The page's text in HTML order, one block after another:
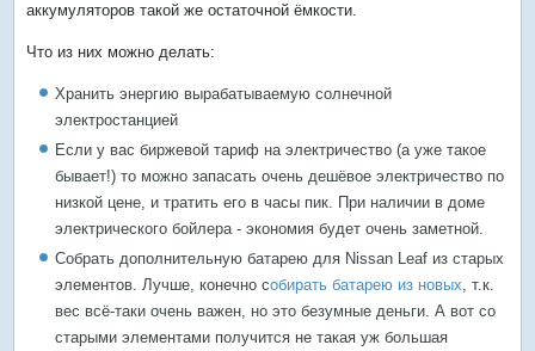
аккумуляторов такой же остаточной ёмкости.
Что из них можно делать:
Хранить энергию вырабатываемую солнечной
электростанцией
Если у вас биржевой тариф на электричество (а уже такое
бывает!) то можно запасать очень дешёвое электричество по
низкой цене, и тратить его в часы пик. При наличии в доме
электрического бойлера - экономия будет очень заметной.
Собрать дополнительную батарею для Nissan Leaf из старых
элементов. Лучше, конечно собирать батарею из новых, т.к.
вес всё-таки очень важен, но это безумные деньги. А вот со
старыми элементами получится не такая уж большая